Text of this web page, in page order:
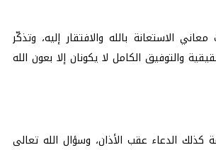
الاستعانة بالله والافتقار إليه، وتذكّر
والتوفيق الكامل لا يكونان إلا بعون الله
كذلك الدعاء عقب الأذان، وسؤال الله تعالى